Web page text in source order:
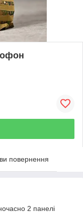
повернення
2 панелі